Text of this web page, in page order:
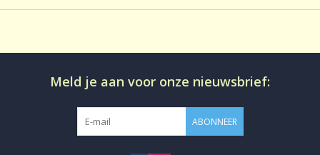
Meld je aan voor onze nieuwsbrief:
ABONNEER